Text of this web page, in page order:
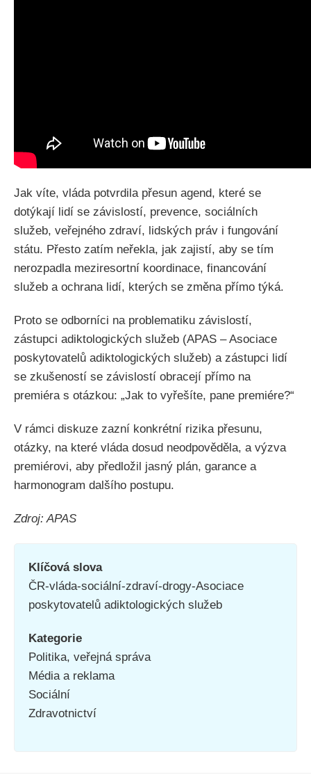
Jak víte, vláda potvrdila přesun agend, které se
dotýkají lidí se závislostí, prevence, sociálních
služeb, veřejného zdraví, lidských práv i fungování
státu. Přesto zatím neřekla, jak zajistí, aby se tím
nerozpadla meziresortní koordinace, financování
služeb a ochrana lidí, kterých se změna přímo týká.
Proto se odborníci na problematiku závislostí,
zástupci adiktologických služeb (APAS – Asociace
poskytovatelů adiktologických služeb) a zástupci lidí
se zkušeností se závislostí obracejí přímo na
premiéra s otázkou: „Jak to vyřešíte, pane premiére?“
V rámci diskuze zazní konkrétní rizika přesunu,
otázky, na které vláda dosud neodpověděla, a výzva
premiérovi, aby předložil jasný plán, garance a
harmonogram dalšího postupu.
Zdroj: APAS
Klíčová slova
ČR-vláda-sociální-zdraví-drogy-Asociace
poskytovatelů adiktologických služeb
Kategorie
Politika, veřejná správa
Média a reklama
Sociální
Zdravotnictví